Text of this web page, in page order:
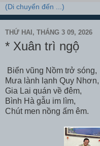
THỨ HAI, THÁNG 3 09, 2026
* Xuân trì ngộ
Biển vũng Nồm trở sóng,
Mưa lành lạnh Quy Nhơn,
Gia Lai quán về đêm,
Bình Hà gẫu im lìm,
Chút men nồng ấm êm.